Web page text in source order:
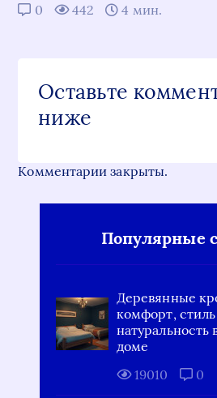
0 442 4 мин.
Оставьте
ниже
Комментарии закрыты.
Популярные
Деревянные
комфорт,
натуральность
доме
19010
0